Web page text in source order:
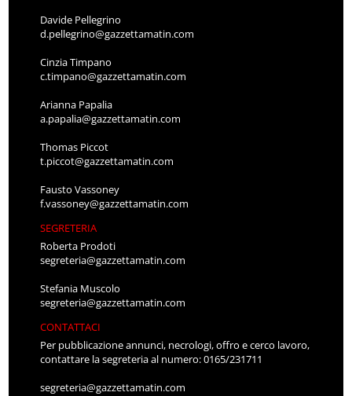
Davide Pellegrino
d.pellegrino@gazzettamatin.com
Cinzia Timpano
c.timpano@gazzettamatin.com
Arianna Papalia
a.papalia@gazzettamatin.com
Thomas Piccot
t.piccot@gazzettamatin.com
Fausto Vassoney
f.vassoney@gazzettamatin.com
SEGRETERIA
Roberta Prodoti
segreteria@gazzettamatin.com
Stefania Muscolo
segreteria@gazzettamatin.com
CONTATTACI
Per pubblicazione annunci, necrologi, offro e cerco lavoro,
contattare la segreteria al numero: 0165/231711
segreteria@gazzettamatin.com